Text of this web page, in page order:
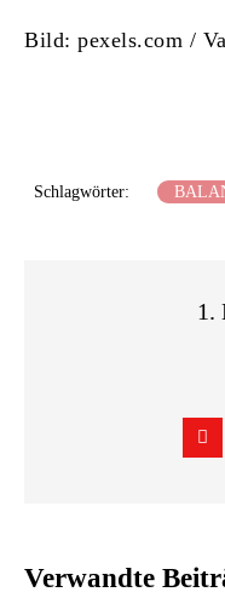
Bild: pexels.com /
Schlagwörter:
1.
Verwandte